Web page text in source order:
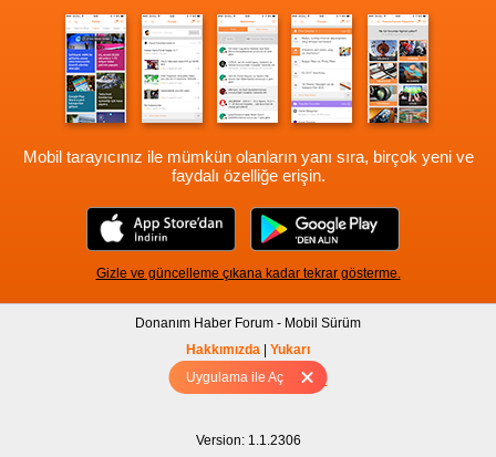
Uygulama ile Aç
Mobil tarayıcınız ile mümkün olanların yanı sıra, birçok yeni ve
faydalı özelliğe erişin.
Gizle ve güncelleme çıkana kadar tekrar gösterme.
Donanım Haber Forum - Mobil Sürüm
Hakkımızda
Yukarı
Tam sürüm için Tıklayınız
Version: 1.1.2306